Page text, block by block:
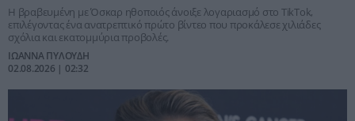
Η βραβευμένη με Όσκαρ ηθοποιός άνοιξε λογαριασμό στο TikTok,
επιλέγοντας ένα ανατρεπτικό πρώτο βίντεο που προκάλεσε χιλιάδες
σχόλια και εκατομμύρια προβολές.
ΙΩΑΝΝΑ ΠΥΛΟΥΔΗ
02.08.2026 | 02:32